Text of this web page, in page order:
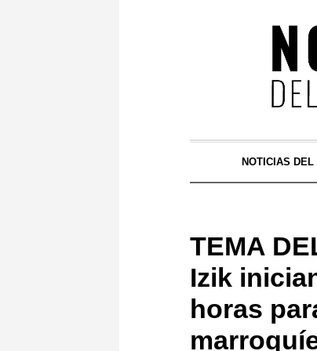
NOTICIAS
TEMA
Izik
horas